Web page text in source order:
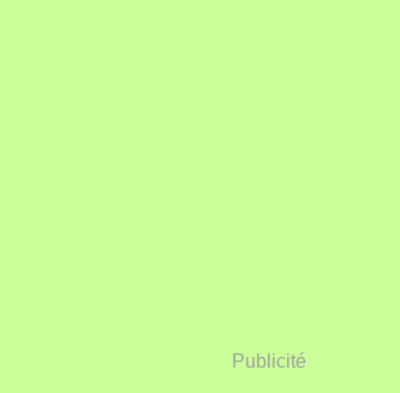
Publicité